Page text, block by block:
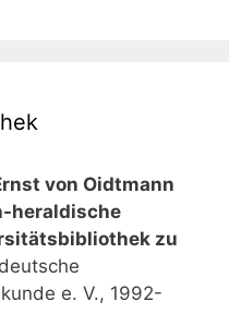
von Oidtmann
heraldische
zu
e. V., 1992-